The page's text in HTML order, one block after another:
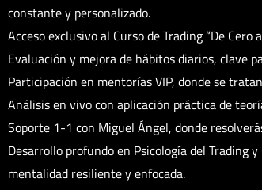
constante y personalizado.
Acceso exclusivo al Curso de Trading “De Cero a
Evaluación y mejora de hábitos diarios, clave
Participación en mentorías VIP, donde se
Análisis en vivo con aplicación práctica de
Soporte 1-1 con Miguel Ángel, donde
Desarrollo profundo en Psicología del Trading
mentalidad resiliente y enfocada.